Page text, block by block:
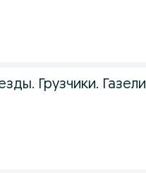
Грузчики. Газели